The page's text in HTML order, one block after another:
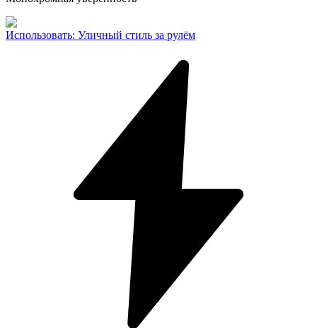
Использовать: Уличный стиль за рулём